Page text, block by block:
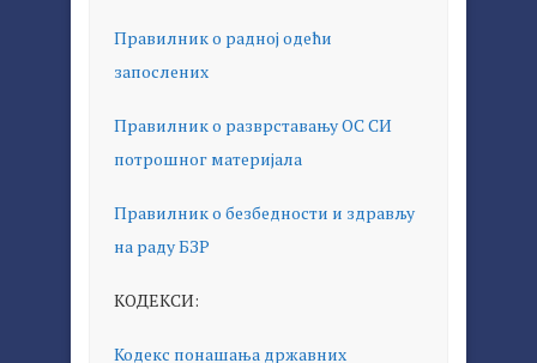
Правилник о радној одећи
запослених
Правилник о разврставању ОС СИ
потрошног материјала
Правилник о безбедности и здрављу
на раду БЗР
КОДЕКСИ:
Кодекс понашања државних